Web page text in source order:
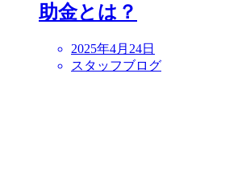
助金とは？
2025年4月24日
スタッフブログ